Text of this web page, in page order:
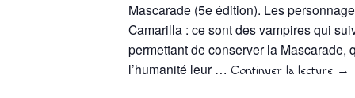
Mascarade (5e édition). Les
Camarilla : ce sont des vampires qui
permettant de conserver la Mascarade,
l’humanité leur … Continuer la lecture →